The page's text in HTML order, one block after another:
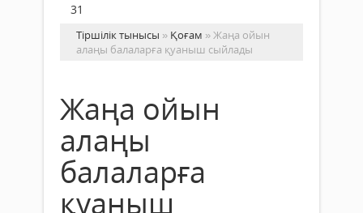
31
Тіршілік тынысы » Қоғам » Жаңа ойын
алаңы балаларға қуаныш сыйлады
Жаңа ойын
алаңы
балаларға
қуаныш